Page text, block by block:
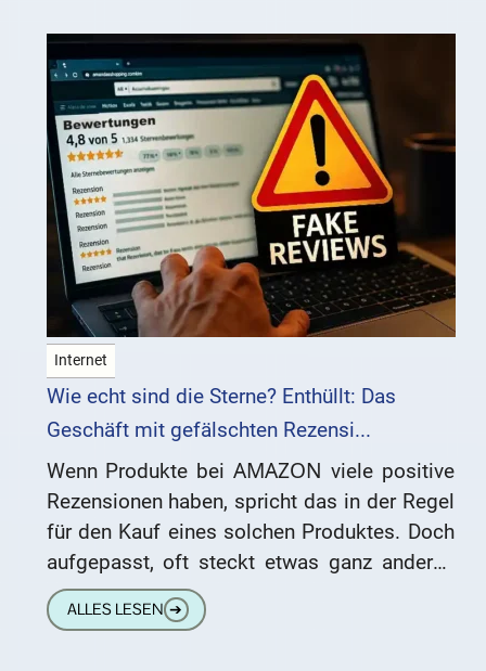
Internet
Wie echt sind die Sterne? Enthüllt: Das
Geschäft mit gefälschten Rezensi...
Wenn Produkte bei ΑΜΑΖΟΝ viele positive
Rezensionen haben, spricht das in der Regel
für den Kauf eines solchen Produktes. Doch
aufgepasst, oft steckt etwas ganz anderes
dahinter. Kundenbewertungen sind gut
ALLES LESEN ➔